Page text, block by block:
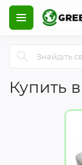
Купить